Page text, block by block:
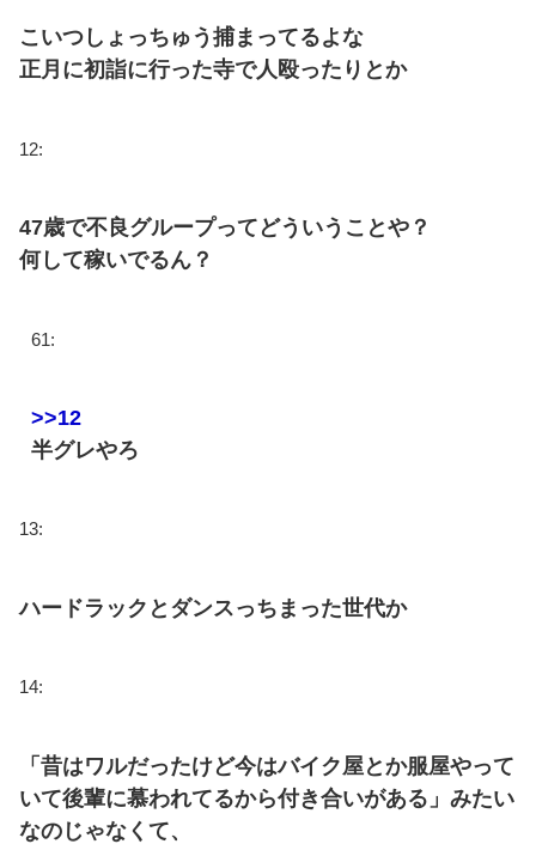
こいつしょっちゅう捕まってるよな
正月に初詣に行った寺で人殴ったりとか
12:
47歳で不良グループってどういうことや？
何して稼いでるん？
61:
>>12
半グレやろ
13:
ハードラックとダンスっちまった世代か
14:
「昔はワルだったけど今はバイク屋とか服屋やって
いて後輩に慕われてるから付き合いがある」みたい
なのじゃなくて、